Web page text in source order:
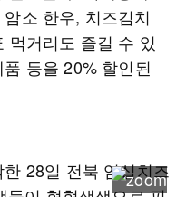
소 한우, 치즈김치
먹거리도 즐길 수 있
등을 20% 할인된